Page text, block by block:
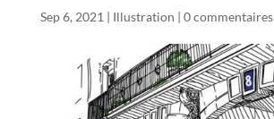
Sep 6, 2021 | Illustration | 0 commentaires